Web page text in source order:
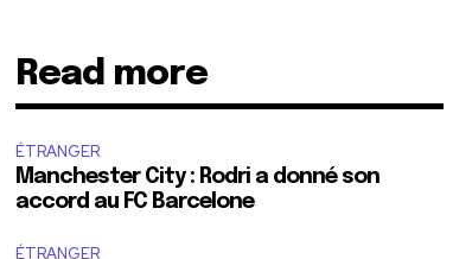
Read more
ÉTRANGER
Manchester City : Rodri a donné son
accord au FC Barcelone
ÉTRANGER